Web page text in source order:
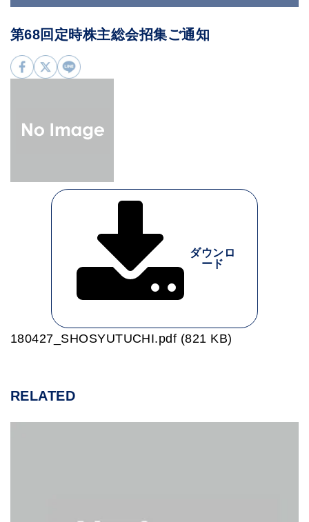
第68回定時株主総会招集ご通知
ダウンロ
ード
180427_SHOSYUTUCHI.pdf (821 KB)
RELATED